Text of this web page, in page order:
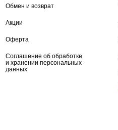
Обмен и возврат
Акции
Оферта
Соглашение об обработке
и хранении персональных
данных